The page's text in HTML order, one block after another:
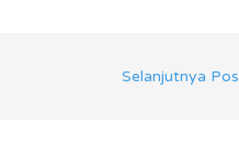
Selanjutnya Pos